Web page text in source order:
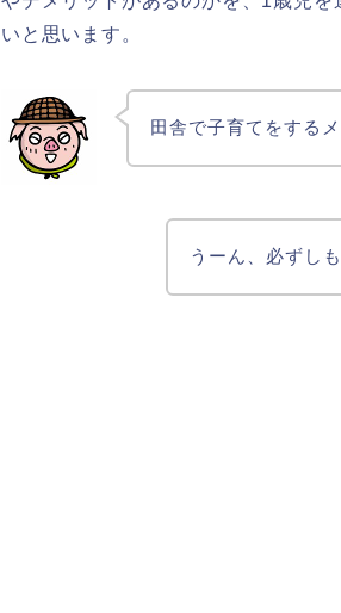
いと思います。
田舎で子育てをする
うーん、必ずし